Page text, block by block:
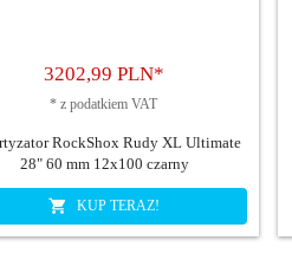
3202,99 PLN*
*z podatkiem VAT
RockShox Rudy XL Ultimate
28" 60 mm 12x100 czarny
KUP TERAZ!